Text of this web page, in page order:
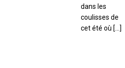
dans les
coulisses de
cet été où […]